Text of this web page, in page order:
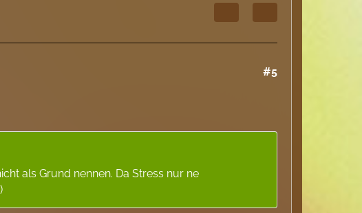
#5
als Grund nennen. Da Stress nur ne